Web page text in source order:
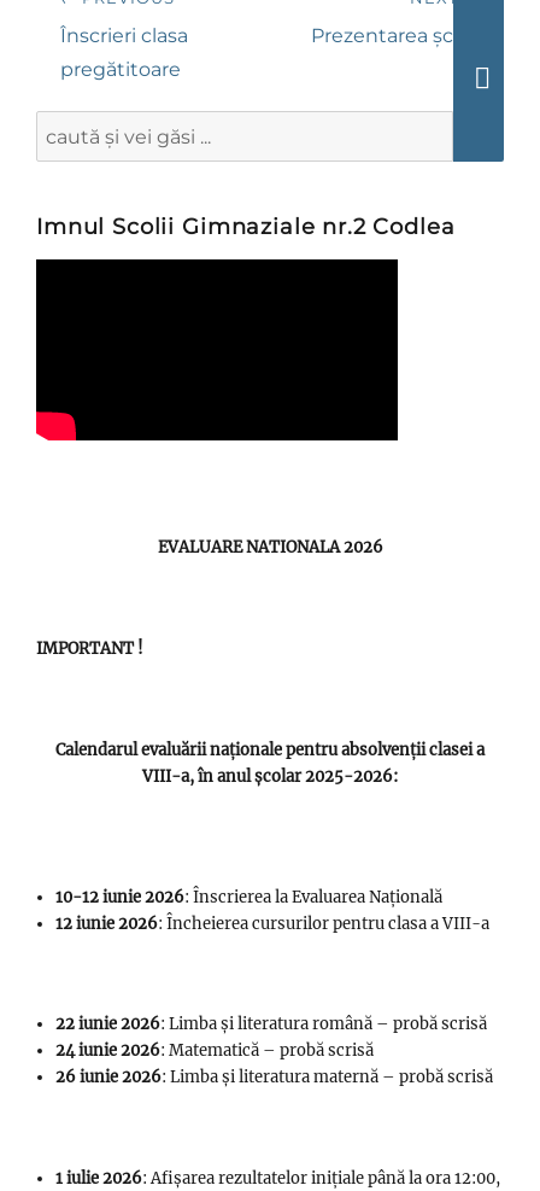
navigation
Previous
post:
Înscrieri clasa
pregătitoare
Next
Prezentarea școlii
for:
Imnul Scolii Gimnaziale nr.2 Codlea
EVALUARE NATIONALA 2026
IMPORTANT !
Calendarul evaluării naționale pentru absolvenții clasei a
VIII-a, în anul școlar 2025-2026:
10-12 iunie 2026: Înscrierea la Evaluarea Națională
12 iunie 2026: Încheierea cursurilor pentru clasa a VIII-a
22 iunie 2026: Limba și literatura română – probă scrisă
24 iunie 2026: Matematică – probă scrisă
26 iunie 2026: Limba și literatura maternă – probă scrisă
1 iulie 2026: Afișarea rezultatelor inițiale până la ora 12:00,